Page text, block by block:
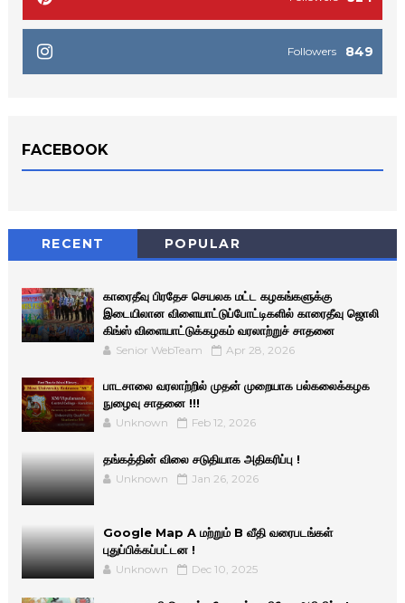
849
Followers
FACEBOOK
RECENT POPULAR
காரைதீவு பிரதேச செயலக மட்ட கழகங்களுக்கு
இடையிலான விளையாட்டுப்போட்டிகளில் காரைதீவு ஜொலி
கிங்ஸ் விளையாட்டுக்கழகம் வரலாற்றுச் சாதனை
Senior WebTeam Apr 28, 2026
பாடசாலை வரலாற்றில் முதன் முறையாக பல்கலைக்கழக
நுழைவு சாதனை !!!
Unknown Feb 12, 2026
தங்கத்தின் விலை சடுதியாக அதிகரிப்பு !
Unknown Jan 26, 2026
Google Map A மற்றும் B வீதி வரைபடங்கள்
புதுப்பிக்கப்பட்டன !
Unknown Dec 10, 2025